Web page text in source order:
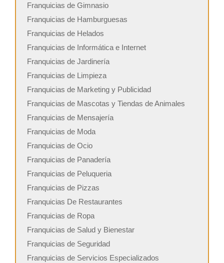
Franquicias de Gimnasio
Franquicias de Hamburguesas
Franquicias de Helados
Franquicias de Informática e Internet
Franquicias de Jardinería
Franquicias de Limpieza
Franquicias de Marketing y Publicidad
Franquicias de Mascotas y Tiendas de Animales
Franquicias de Mensajería
Franquicias de Moda
Franquicias de Ocio
Franquicias de Panadería
Franquicias de Peluqueria
Franquicias de Pizzas
Franquicias De Restaurantes
Franquicias de Ropa
Franquicias de Salud y Bienestar
Franquicias de Seguridad
Franquicias de Servicios Especializados